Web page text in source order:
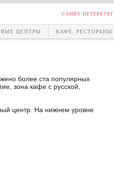
САНКТ-ПЕТЕРБУРГ
ЦЕНТРЫ КАФЕ, РЕСТОРАНЫ
более ста популярных
зона кафе с русской,
центр. На нижнем уровне